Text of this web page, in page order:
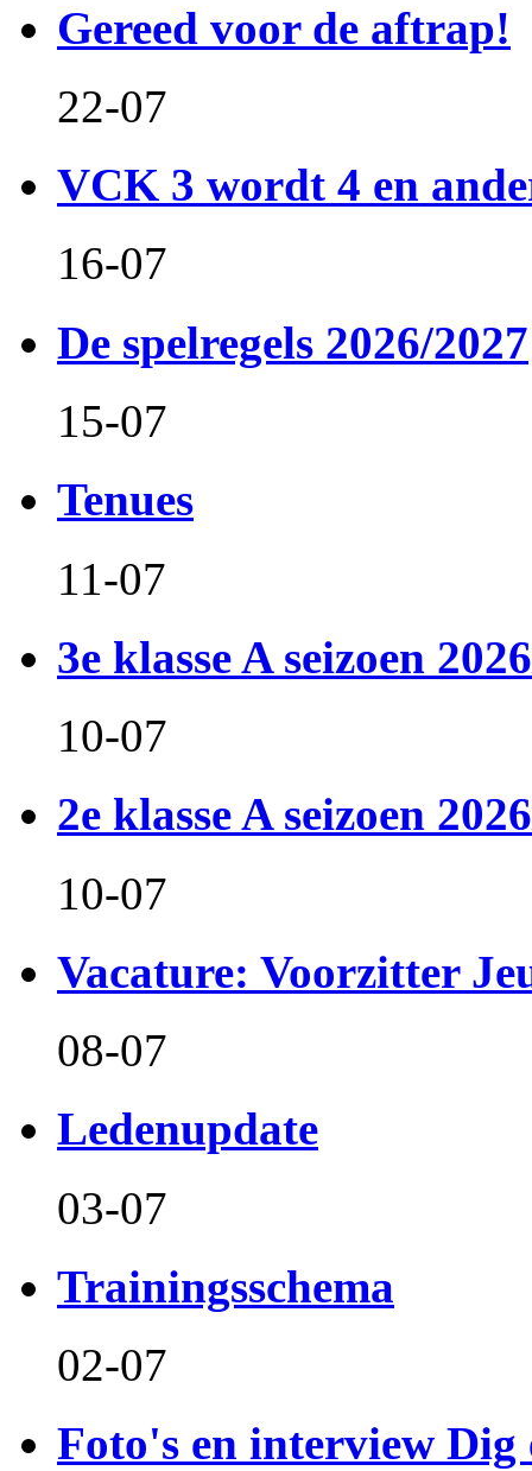
Gereed voor de aftrap!
22-07
VCK 3 wordt 4 en
16-07
De spelregels 2026/2027
15-07
Tenues
11-07
3e klasse A seizoen
10-07
2e klasse A seizoen
10-07
Vacature: Voorzitter
08-07
Ledenupdate
03-07
Trainingsschema
02-07
Foto's en interview Dig